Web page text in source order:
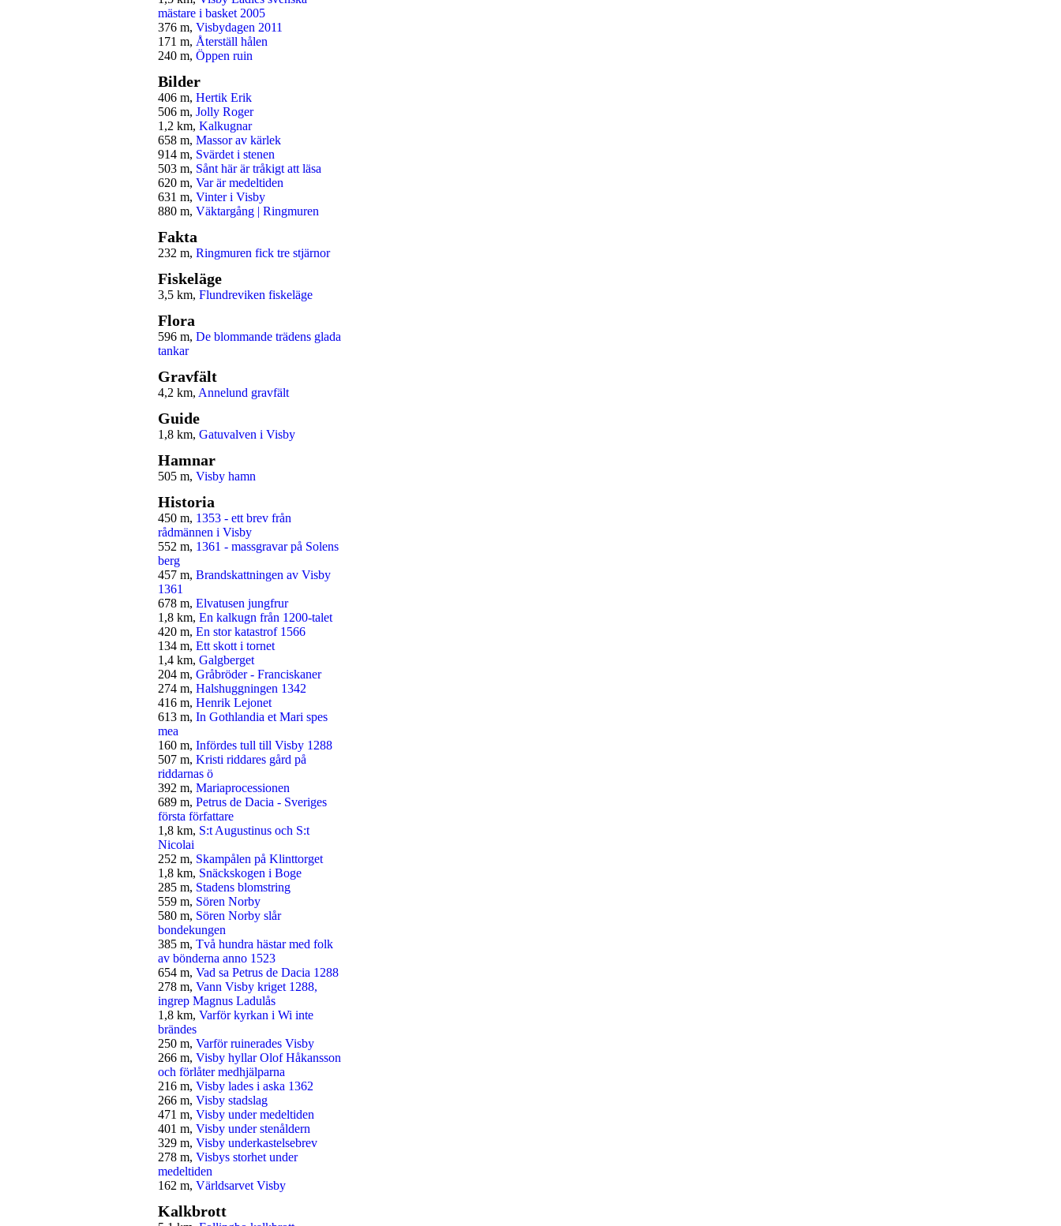
mästare i basket 2005
376 m, Visbydagen 2011
171 m, Återställ hålen
240 m, Öppen ruin
Bilder
406 m, Hertik Erik
506 m, Jolly Roger
1,2 km, Kalkugnar
658 m, Massor av kärlek
914 m, Svärdet i stenen
503 m, Sånt här är tråkigt att läsa
620 m, Var är medeltiden
631 m, Vinter i Visby
880 m, Väktargång | Ringmuren
Fakta
232 m, Ringmuren fick tre stjärnor
Fiskeläge
3,5 km, Flundreviken fiskeläge
Flora
596 m, De blommande trädens glada
tankar
Gravfält
4,2 km, Annelund gravfält
Guide
1,8 km, Gatuvalven i Visby
Hamnar
505 m, Visby hamn
Historia
450 m, 1353 - ett brev från
rådmännen i Visby
552 m, 1361 - massgravar på Solens
berg
457 m, Brandskattningen av Visby
1361
678 m, Elvatusen jungfrur
1,8 km, En kalkugn från 1200-talet
420 m, En stor katastrof 1566
134 m, Ett skott i tornet
1,4 km, Galgberget
204 m, Gråbröder - Franciskaner
274 m, Halshuggningen 1342
416 m, Henrik Lejonet
613 m, In Gothlandia et Mari spes
mea
160 m, Infördes tull till Visby 1288
507 m, Kristi riddares gård på
riddarnas ö
392 m, Mariaprocessionen
689 m, Petrus de Dacia - Sveriges
första författare
1,8 km, S:t Augustinus och S:t
Nicolai
252 m, Skampålen på Klinttorget
1,8 km, Snäckskogen i Boge
285 m, Stadens blomstring
559 m, Sören Norby
580 m, Sören Norby slår
bondekungen
385 m, Två hundra hästar med folk
av bönderna anno 1523
654 m, Vad sa Petrus de Dacia 1288
278 m, Vann Visby kriget 1288,
ingrep Magnus Ladulås
1,8 km, Varför kyrkan i Wi inte
brändes
250 m, Varför ruinerades Visby
266 m, Visby hyllar Olof Håkansson
och förlåter medhjälparna
216 m, Visby lades i aska 1362
266 m, Visby stadslag
471 m, Visby under medeltiden
401 m, Visby under stenåldern
329 m, Visby underkastelsebrev
278 m, Visbys storhet under
medeltiden
162 m, Världsarvet Visby
Kalkbrott